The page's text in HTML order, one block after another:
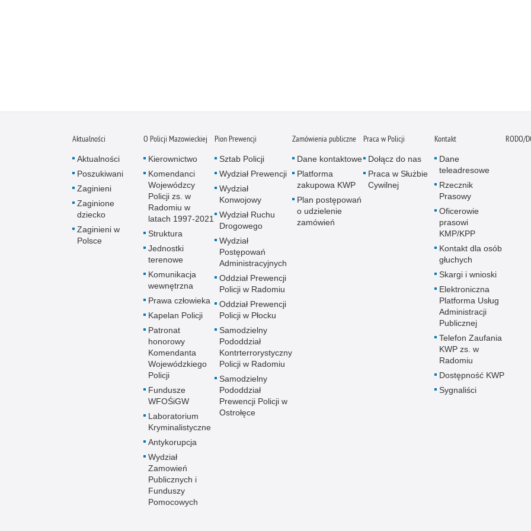
Aktualności
Aktualności
Poszukiwani
Zaginieni
Zaginione
dziecko
Zaginieni w
Polsce
O Policji Mazowieckiej
Kierownictwo
Komendanci
Wojewódzcy
Policji zs. w
Radomiu w
latach 1997-2021
Struktura
Jednostki
terenowe
Komunikacja
wewnętrzna
Prawa człowieka
Kapelan Policji
Patronat
honorowy
Komendanta
Wojewódzkiego
Policji
Fundusze
WFOŚiGW
Laboratorium
Kryminalistyczne
Antykorupcja
Wydział
Zamowień
Publicznych i
Funduszy
Pomocowych
Pion Prewencji
Sztab Policji
Wydział Prewencji
Wydział
Konwojowy
Wydział Ruchu
Drogowego
Wydział
Postępowań
Administracyjnych
Oddział Prewencji
Policji w Radomiu
Oddział Prewencji
Policji w Płocku
Samodzielny
Pododdział
Kontrterrorystyczny
Policji w Radomiu
Samodzielny
Pododdział
Prewencji Policji w
Ostrołęce
Zamówienia publiczne
Dane kontaktowe
Platforma
zakupowa KWP
Plan postępowań
o udzielenie
zamówień
Praca w Policji
Dołącz do nas
Praca w Służbie
Cywilnej
Kontakt
Dane
teleadresowe
Rzecznik
Prasowy
Oficerowie
prasowi
KMP/KPP
Kontakt dla osób
głuchych
Skargi i wnioski
Elektroniczna
Platforma Usług
Administracji
Publicznej
Telefon Zaufania
KWP zs. w
Radomiu
Dostępność KWP
Sygnaliści
RODO/